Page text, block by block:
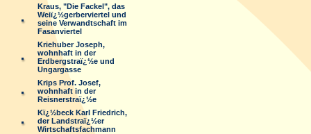
Kraus, "Die Fackel", das
Weiï¿½gerberviertel und
seine Verwandtschaft im
Fasanviertel
Kriehuber Joseph,
wohnhaft in der
Erdbergstraï¿½e und
Ungargasse
Krips Prof. Josef,
wohnhaft in der
Reisnerstraï¿½e
Kï¿½beck Karl Friedrich,
der Landstraï¿½er
Wirtschaftsfachmann